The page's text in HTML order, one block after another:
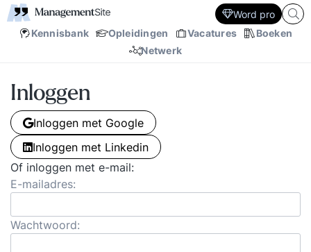
Kennisbank Opleidingen Vacatures
Boeken
Netwerk
Word pro
Inloggen
Inloggen met Google
Inloggen met Linkedin
Of inloggen met e-mail:
E-mailadres:
Wachtwoord: